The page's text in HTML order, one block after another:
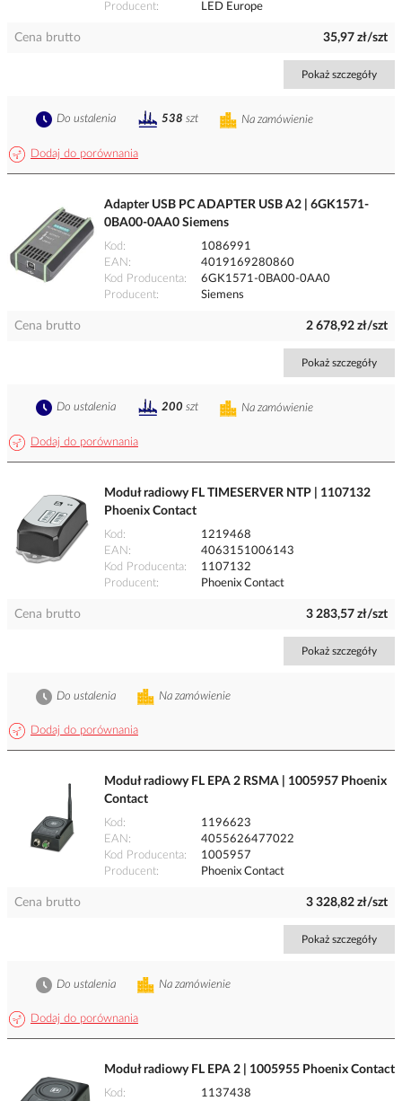
Producent
LED Europe
Cena brutto 35,97 zł/szt
Pokaż szczegóły
Dodaj do porównania
Na zamówienie
Do ustalenia 538 szt
Adapter USB PC ADAPTER USB A2 | 6GK1571-
0BA00-0AA0 Siemens
Kod
1086991
EAN
4019169280860
Kod Producenta
6GK1571-0BA00-0AA0
Producent
Siemens
Cena brutto 2 678,92 zł/szt
Pokaż szczegóły
Dodaj do porównania
Na zamówienie
Do ustalenia 200 szt
Moduł radiowy FL TIMESERVER NTP | 1107132
Phoenix Contact
Kod
1219468
EAN
4063151006143
Kod Producenta
1107132
Producent
Phoenix Contact
Cena brutto 3 283,57 zł/szt
Pokaż szczegóły
Dodaj do porównania
Na zamówienie
Do ustalenia
Moduł radiowy FL EPA 2 RSMA | 1005957 Phoenix
Contact
Kod
1196623
EAN
4055626477022
Kod Producenta
1005957
Producent
Phoenix Contact
Cena brutto 3 328,82 zł/szt
Pokaż szczegóły
Dodaj do porównania
Na zamówienie
Do ustalenia
Moduł radiowy FL EPA 2 | 1005955 Phoenix Contact
Kod
1137438